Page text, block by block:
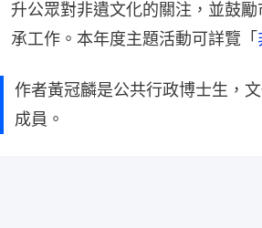
升公眾對非遺文化的關注，並鼓
承工作。本年度主題活動可詳覽「
作者黃冠麟是公共行政博士生，
成員。